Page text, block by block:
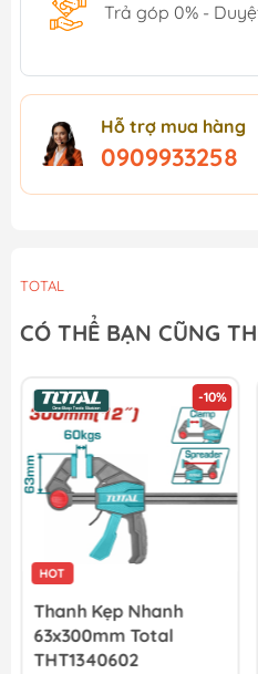
Trả góp 0% -
Hỗ trợ mua hàng
0909933258
TOTAL
CÓ THỂ BẠN CŨNG
-10%
HOT
Thanh Kẹp Nhanh
63x300mm Total
THT1340602